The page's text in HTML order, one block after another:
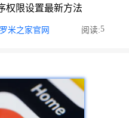
权限设置最新方法
米之家官网 阅读:5